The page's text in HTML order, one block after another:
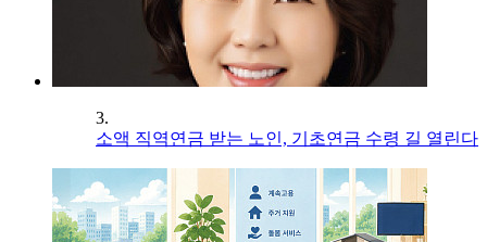
3.
소액 직역연금 받는 노인, 기초연금 수령 길 열린다